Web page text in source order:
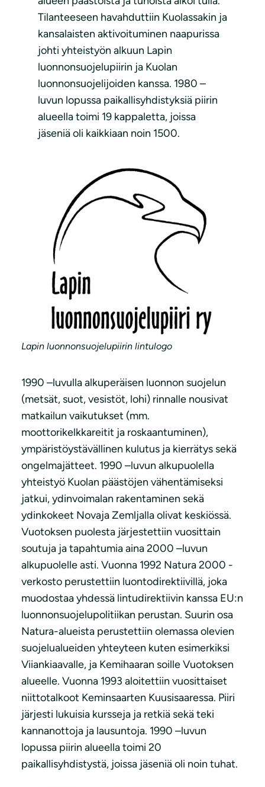
Tilanteeseen havahduttiin Kuolassakin ja
kansalaisten aktivoituminen naapurissa
johti yhteistyön alkuun Lapin
luonnonsuojelupiirin ja Kuolan
luonnonsuojelijoiden kanssa. 1980 –
luvun lopussa paikallisyhdistyksiä piirin
alueella toimi 19 kappaletta, joissa
jäseniä oli kaikkiaan noin 1500.
Lapin luonnonsuojelupiirin lintulogo
1990 –luvulla alkuperäisen luonnon suojelun
(metsät, suot, vesistöt, lohi) rinnalle nousivat
matkailun vaikutukset (mm.
moottorikelkkareitit ja roskaantuminen),
ympäristöystävällinen kulutus ja kierrätys sekä
ongelmajätteet. 1990 –luvun alkupuolella
yhteistyö Kuolan päästöjen vähentämiseksi
jatkui, ydinvoimalan rakentaminen sekä
ydinkokeet Novaja Zemljalla olivat keskiössä.
Vuotoksen puolesta järjestettiin vuosittain
soutuja ja tapahtumia aina 2000 –luvun
alkupuolelle asti. Vuonna 1992 Natura 2000 -
verkosto perustettiin luontodirektiivillä, joka
muodostaa yhdessä lintudirektiivin kanssa EU:n
luonnonsuojelupolitiikan perustan. Suurin osa
Natura-alueista perustettiin olemassa olevien
suojelualueiden yhteyteen kuten esimerkiksi
Viiankiaavalle, ja Kemihaaran soille Vuotoksen
alueelle. Vuonna 1993 aloitettiin vuosittaiset
niittotalkoot Keminsaarten Kuusisaaressa. Piiri
järjesti lukuisia kursseja ja retkiä sekä teki
kannanottoja ja lausuntoja. 1990 –luvun
lopussa piirin alueella toimi 20
paikallisyhdistystä, joissa jäseniä oli noin tuhat.